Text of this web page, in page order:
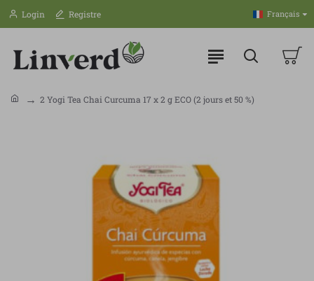
Login Registre Français
2 Yogi Tea Chai Curcuma 17 x 2 g ECO (2 jours et 50 %)